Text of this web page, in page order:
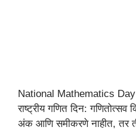
National Mathematics
राष्ट्रीय गणित दिन:
अंक आणि समीकरणे नाहीत,